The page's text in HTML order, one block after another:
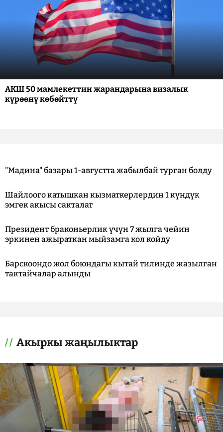
АКШ 50 мамлекеттин жарандарына визалык
күрөөнү көбөйттү
"Мадина" базары 1-августта жабылбай турган болду
Шайлоого катышкан кызматкерлердин 1 күндүк
эмгек акысы сакталат
Президент браконьерлик үчүн 7 жылга чейин
эркинен ажыраткан мыйзамга кол койду
Барскоондо жол боюндагы кытай тилинде жазылган
тактайчалар алынды
Акыркы жаңылыктар